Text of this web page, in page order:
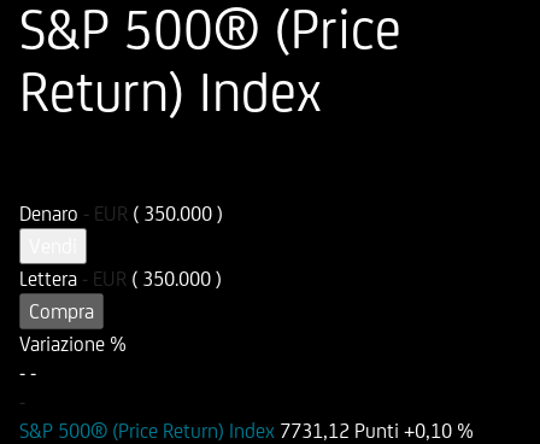
S&P 500® (Price
Return) Index
Denaro - EUR ( 350.000 )
Lettera - EUR ( 350.000 )
Compra
Variazione %
- -
-
S&P 500® (Price Return) Index 7731,12 Punti +0,10 %